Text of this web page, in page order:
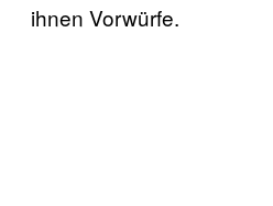
ihnen Vorwürfe.